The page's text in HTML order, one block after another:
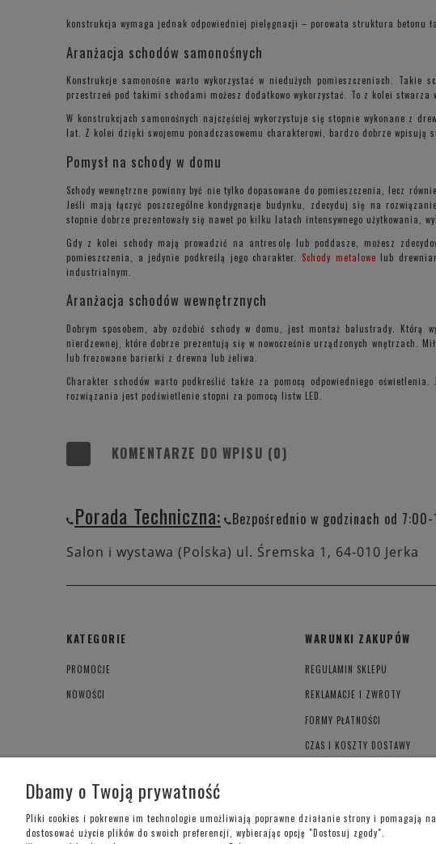
konstrukcja wymaga jednak odpowiedniej pielęgnacji – porowata struktura betonu
Aranżacja schodów samonośnych
Konstrukcje samonośne warto wykorzystać w niedużych pomieszczeniach.
przestrzeń pod takimi schodami możesz dodatkowo wykorzystać. To z kolei stwarza
W konstrukcjach samonośnych najczęściej wykorzystuje się stopnie wykonane z
lat. Z kolei dzięki swojemu ponadczasowemu charakterowi, bardzo dobrze wpisują
Pomysł na schody w domu
Schody wewnętrzne powinny być nie tylko dopasowane do pomieszczenia, lecz
Jeśli mają łączyć poszczególne kondygnacje budynku, zdecyduj się na
stopnie dobrze prezentowały się nawet po kilku latach intensywnego użytkowania,
Gdy z kolei schody mają prowadzić na antresolę lub poddasze, możesz
pomieszczenia, a jedynie podkreślą jego charakter. Schody metalowe lub
industrialnym.
Aranżacja schodów wewnętrznych
Dobrym sposobem, aby ozdobić schody w domu, jest montaż balustrady.
nierdzewnej, które dobrze prezentują się w nowocześnie urządzonych wnętrzach.
lub frezowane barierki z drewna lub żeliwa.
Charakter schodów warto podkreślić także za pomocą odpowiedniego
rozwiązania jest podświetlenie stopni za pomocą listw LED.
KOMENTARZE DO WPISU (0)
Porada Techniczna: Bezpośrednio w godzinach od
Salon i wystawa (Polska) ul. Śremska 1, 64-010 Jerka
KATEGORIE
PROMOCJE
NOWOŚCI
WARUNKI ZAKUPÓW
REGULAMIN SKLEPU
REKLAMACJE I ZWROTY
FORMY PŁATNOŚCI
CZAS I KOSZTY DOSTAWY
Dbamy o Twoją prywatność
Pliki cookies i pokrewne im technologie umożliwiają poprawne działanie strony i pomagają
dostosować użycie plików do swoich preferencji, wybierając opcję "Dostosuj zgody".